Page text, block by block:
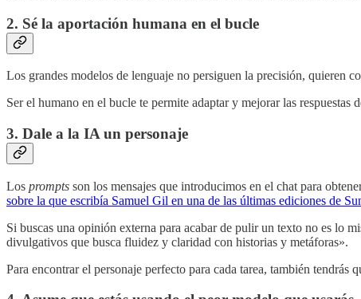
2. Sé la aportación humana en el bucle
Los grandes modelos de lenguaje no persiguen la precisión, quieren
Ser el humano en el bucle te permite adaptar y mejorar las respuestas
3. Dale a la IA un personaje
Los prompts son los mensajes que introducimos en el chat para
sobre la que escribía Samuel Gil en una de las últimas ediciones de
Si buscas una opinión externa para acabar de pulir un texto no es lo
divulgativos que busca fluidez y claridad con historias y metáforas».
Para encontrar el personaje perfecto para cada tarea, también tendrás